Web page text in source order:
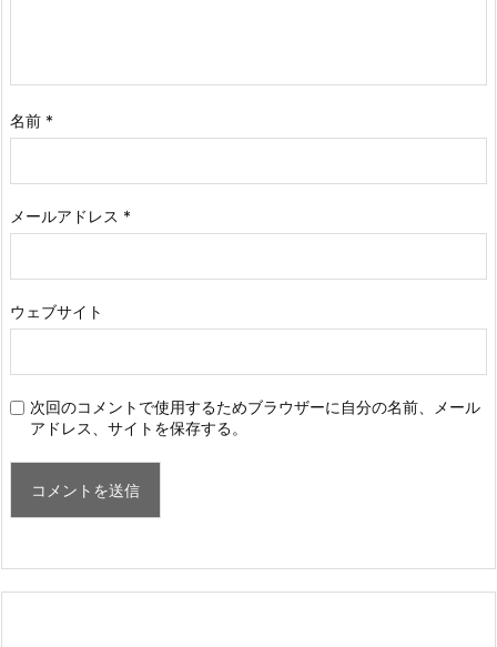
名前 *
メールアドレス *
ウェブサイト
次回のコメントで使用するためブラウザーに自分の名前、メール
アドレス、サイトを保存する。